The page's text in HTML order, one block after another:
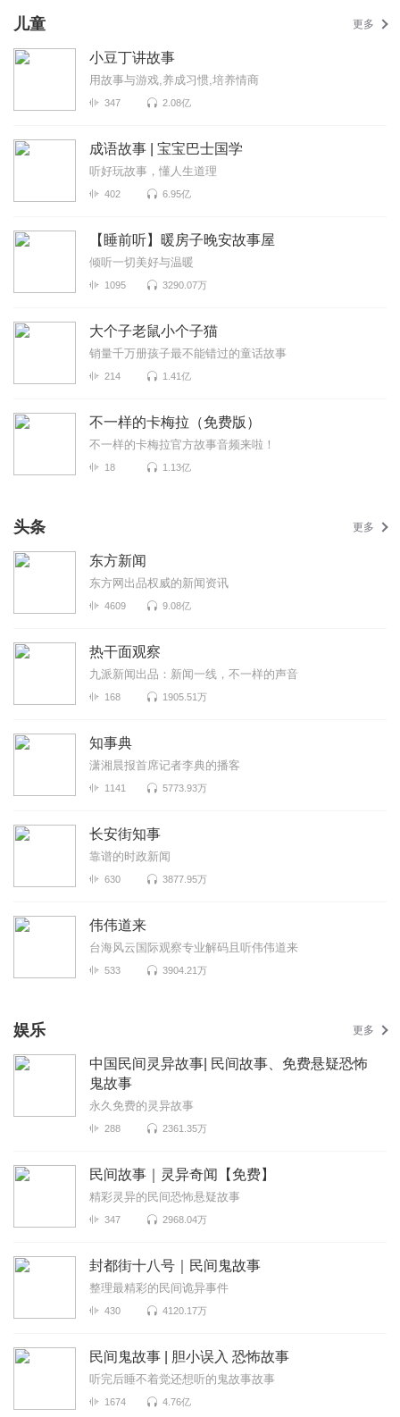
儿童 更多
小豆丁讲故事
用故事与游戏,养成习惯,培养情商
347 2.08亿
成语故事 | 宝宝巴士国学
听好玩故事，懂人生道理
402 6.95亿
【睡前听】暖房子晚安故事屋
倾听一切美好与温暖
1095 3290.07万
大个子老鼠小个子猫
销量千万册孩子最不能错过的童话故事
214 1.41亿
不一样的卡梅拉（免费版）
不一样的卡梅拉官方故事音频来啦！
18 1.13亿
头条 更多
东方新闻
东方网出品权威的新闻资讯
4609 9.08亿
热干面观察
九派新闻出品：新闻一线，不一样的声音
168 1905.51万
知事典
潇湘晨报首席记者李典的播客
1141 5773.93万
长安街知事
靠谱的时政新闻
630 3877.95万
伟伟道来
台海风云国际观察专业解码且听伟伟道来
533 3904.21万
娱乐 更多
中国民间灵异故事| 民间故事、免费悬疑恐怖
鬼故事
永久免费的灵异故事
288 2361.35万
民间故事｜灵异奇闻【免费】
精彩灵异的民间恐怖悬疑故事
347 2968.04万
封都街十八号｜民间鬼故事
整理最精彩的民间诡异事件
430 4120.17万
民间鬼故事 | 胆小误入 恐怖故事
听完后睡不着觉还想听的鬼故事故事
1674 4.76亿